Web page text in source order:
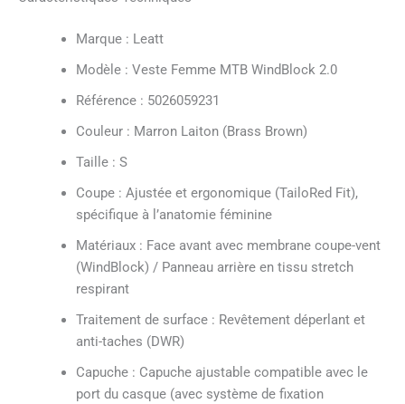
Marque : Leatt
Modèle : Veste Femme MTB WindBlock 2.0
Référence : 5026059231
Couleur : Marron Laiton (Brass Brown)
Taille : S
Coupe : Ajustée et ergonomique (TailoRed Fit),
spécifique à l’anatomie féminine
Matériaux : Face avant avec membrane coupe-vent
(WindBlock) / Panneau arrière en tissu stretch
respirant
Traitement de surface : Revêtement déperlant et
anti-taches (DWR)
Capuche : Capuche ajustable compatible avec le
port du casque (avec système de fixation